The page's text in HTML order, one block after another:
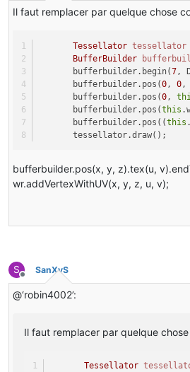
Il faut remplacer par quelque chose
Tessellator tessellator
BufferBuilder
bufferbuilder.begin(7 ,
bufferbuilder.pos(0 , 0
bufferbuilder.pos(0 ,
bufferbuilder.pos(this
bufferbuilder.pos((this
tessellator.draw();
bufferbuilder.pos(x, y, z).tex(u,
wr.addVertexWithUV(x, y, z, u, v);
S
Hors-ligne
SanXyS
@‘robin4002’:
Il faut remplacer par quelque
Tessellator